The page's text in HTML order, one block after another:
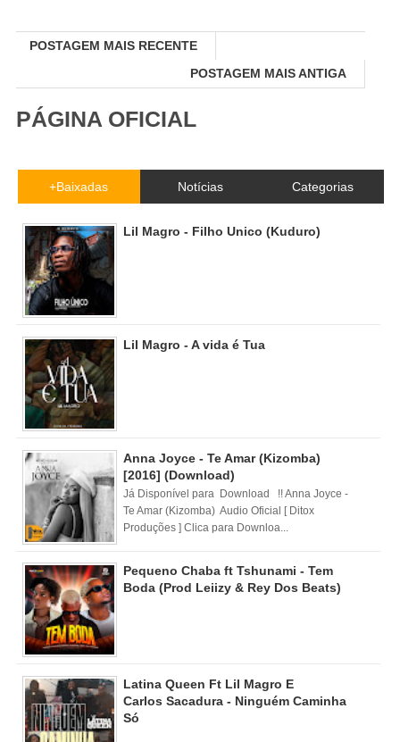
POSTAGEM MAIS RECENTE
POSTAGEM MAIS ANTIGA
PÁGINA OFICIAL
+Baixadas Notícias Categorias
Lil Magro - Filho Unico (Kuduro)
Lil Magro - A vida é Tua
Anna Joyce - Te Amar (Kizomba)
[2016] (Download)
Já Disponível para Download !! Anna Joyce -
Te Amar (Kizomba) Audio Oficial [ Ditox
Produções ] Clica para Downloa...
Pequeno Chaba ft Tshunami - Tem
Boda (Prod Leiizy & Rey Dos Beats)
Latina Queen Ft Lil Magro E
Carlos Sacadura - Ninguém Caminha
Só